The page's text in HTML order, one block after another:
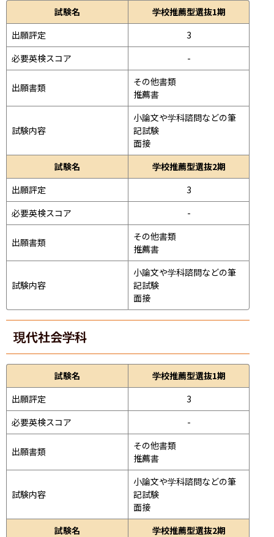
試験名
学校推薦型選抜1期
出願評定
3
必要英検スコア
-
出願書類
その他書類
推薦書
試験内容
小論文や学科諮問などの筆
記試験
面接
試験名
学校推薦型選抜2期
出願評定
3
必要英検スコア
-
出願書類
その他書類
推薦書
試験内容
小論文や学科諮問などの筆
記試験
面接
現代社会学科
試験名
学校推薦型選抜1期
出願評定
3
必要英検スコア
-
出願書類
その他書類
推薦書
試験内容
小論文や学科諮問などの筆
記試験
面接
試験名
学校推薦型選抜2期